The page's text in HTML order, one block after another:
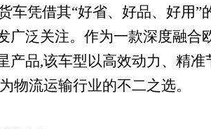
车凭借其“好省、好品、好用”
广泛关注。作为一款深度融合
产品,该车型以高效动力、精
物流运输行业的不二之选。